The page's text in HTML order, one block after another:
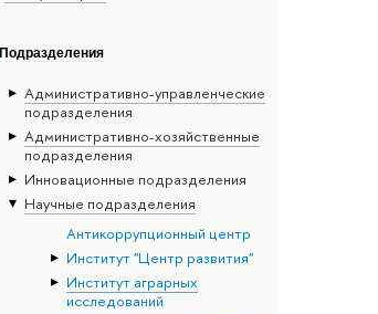
Подразделения
Административно-управленческие
подразделения
Административно-хозяйственные
подразделения
Инновационные подразделения
Научные подразделения
Антикоррупционный центр
Институт "Центр развития"
Институт аграрных
исследований